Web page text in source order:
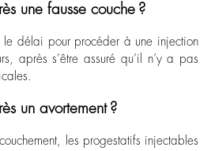
une fausse couche ?
le délai pour procéder à une injection
après s’être assuré qu’il n’y a pas
un avortement ?
les progestatifs injectables